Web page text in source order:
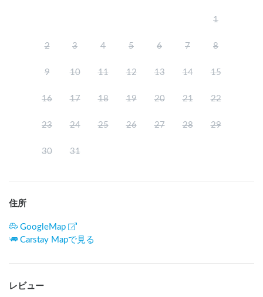
1
2 3 4 5 6 7 8
9 10 11 12 13 14 15
16 17 18 19 20 21 22
23 24 25 26 27 28 29
30 31
住所
GoogleMap
Carstay Mapで見る
レビュー